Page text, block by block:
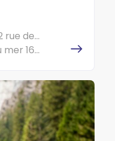
que le chant
rue de
16